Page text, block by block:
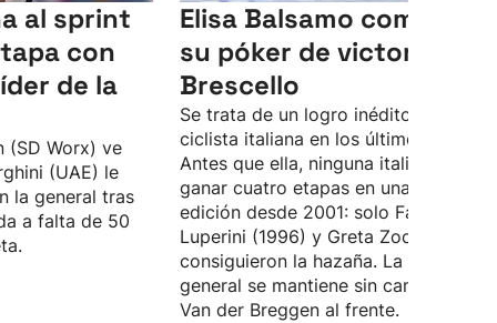
al sprint
con
de la
(SD Worx) ve
(UAE) le
la general tras
a falta de 50
Elisa Balsamo completa
su póker de victorias en
Brescello
Se trata de un logro inédito para una
ciclista italiana en los últimos 25
Antes que ella, ninguna italiana
ganar cuatro etapas en una misma
edición desde 2001: solo Fabiana
Luperini (1996) y Greta Zocca (2001)
consiguieron la hazaña. La
general se mantiene sin cambios con
Van der Breggen al frente.